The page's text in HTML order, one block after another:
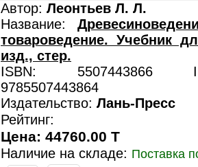
Автор: Леонтьев Л. Л.
Название:
товароведение. Учебник
изд., стер.
ISBN: 5507443866
9785507443864
Издательство: Лань-Пресс
Рейтинг:
Цена: 44760.00 T
Наличие на складе: Поставка